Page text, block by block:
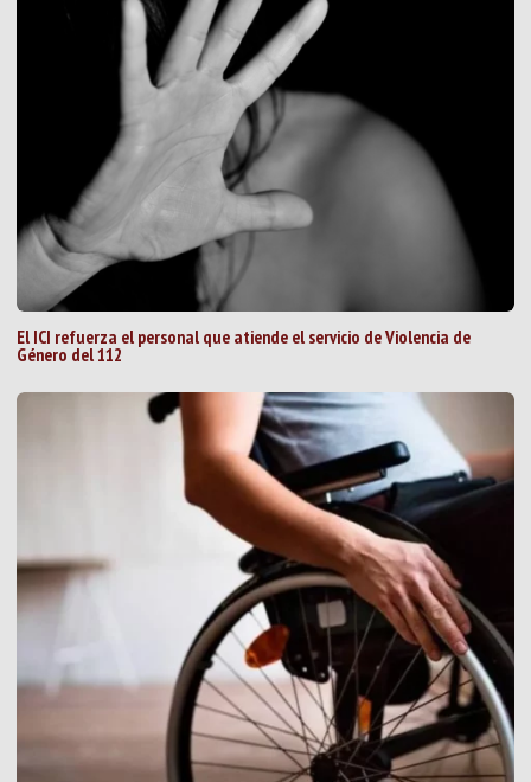
El ICI refuerza el personal que atiende el servicio de Violencia de
Género del 112